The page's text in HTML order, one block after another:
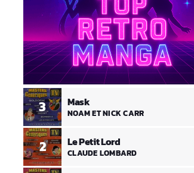
2 Le Petit Lord
CLAUDE LOMBARD
3 Mask
NOAM ET NICK CARR